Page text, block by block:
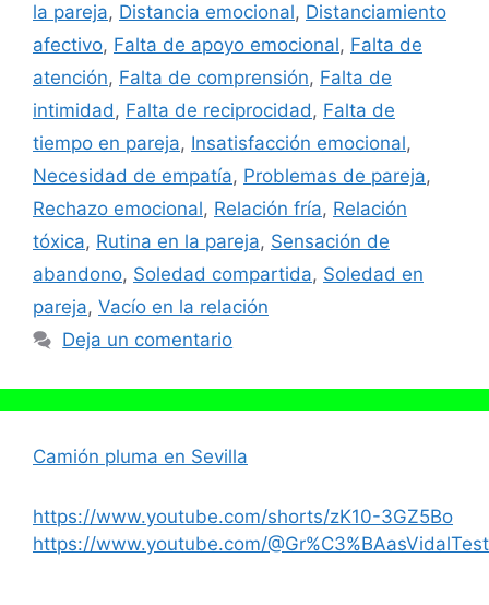
la pareja, Distancia emocional, Distanciamiento
afectivo, Falta de apoyo emocional, Falta de
atención, Falta de comprensión, Falta de
intimidad, Falta de reciprocidad, Falta de
tiempo en pareja, Insatisfacción emocional,
Necesidad de empatía, Problemas de pareja,
Rechazo emocional, Relación fría, Relación
tóxica, Rutina en la pareja, Sensación de
abandono, Soledad compartida, Soledad en
pareja, Vacío en la relación
Deja un comentario
Camión pluma en Sevilla
https://www.youtube.com/shorts/zK10-3GZ5Bo
https://www.youtube.com/